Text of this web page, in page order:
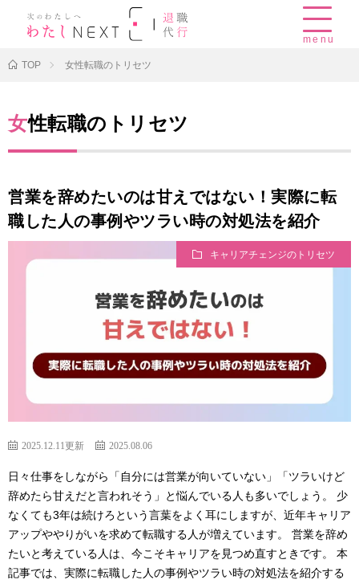
menu
TOP 女性転職のトリセツ
女性転職のトリセツ
営業を辞めたいのは甘えではない！実際に転
職した人の事例やツラい時の対処法を紹介
キャリアチェンジのトリセツ
2025.12.11更新 2025.08.06
日々仕事をしながら「自分には営業が向いていない」「ツラいけど
辞めたら甘えだと言われそう」と悩んでいる人も多いでしょう。 少
なくても3年は続けろという言葉をよく耳にしますが、近年キャリア
アップややりがいを求めて転職する人が増えています。 営業を辞め
たいと考えている人は、今こそキャリアを見つめ直すときです。 本
記事では、実際に転職した人の事例やツラい時の対処法を紹介する